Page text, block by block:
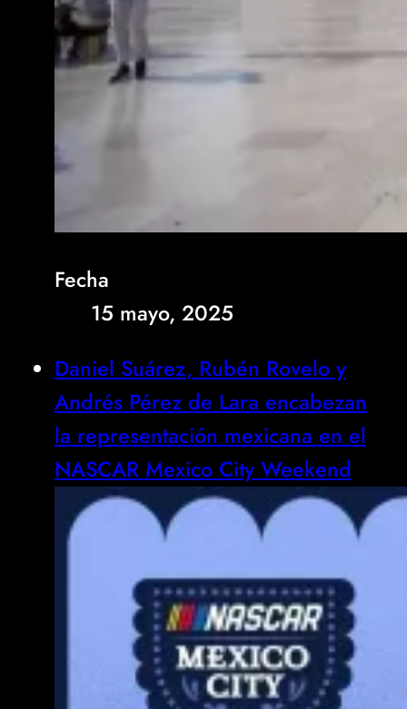
Fecha
15 mayo, 2025
Daniel Suárez, Rubén Rovelo y
Andrés Pérez de Lara encabezan
la representación mexicana en el
NASCAR Mexico City Weekend